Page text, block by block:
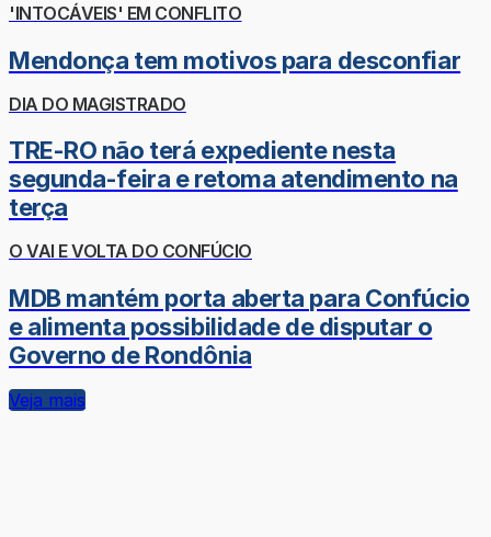
'INTOCÁVEIS' EM CONFLITO
Mendonça tem motivos para desconfiar
DIA DO MAGISTRADO
TRE-RO não terá expediente nesta
segunda-feira e retoma atendimento na
terça
O VAI E VOLTA DO CONFÚCIO
MDB mantém porta aberta para Confúcio
e alimenta possibilidade de disputar o
Governo de Rondônia
Veja mais